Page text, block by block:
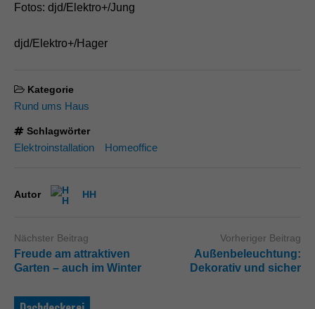
Fotos: djd/Elektro+/Jung
djd/Elektro+/Hager
Kategorie
Rund ums Haus
Schlagwörter
Elektroinstallation Homeoffice
Autor HH
Nächster Beitrag
Freude am attraktiven
Garten – auch im Winter
Vorheriger Beitrag
Außenbeleuchtung:
Dekorativ und sicher